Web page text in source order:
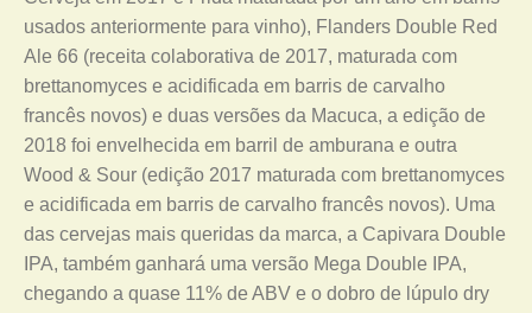
usados anteriormente para vinho), Flanders Double Red
Ale 66 (receita colaborativa de 2017, maturada com
brettanomyces e acidificada em barris de carvalho
francês novos) e duas versões da Macuca, a edição de
2018 foi envelhecida em barril de amburana e outra
Wood & Sour (edição 2017 maturada com brettanomyces
e acidificada em barris de carvalho francês novos). Uma
das cervejas mais queridas da marca, a Capivara Double
IPA, também ganhará uma versão Mega Double IPA,
chegando a quase 11% de ABV e o dobro de lúpulo dry